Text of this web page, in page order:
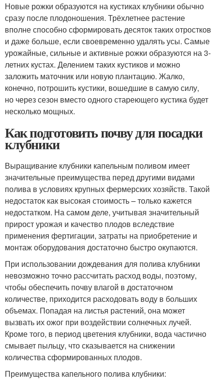
Новые рожки образуются на кустиках клубники обычно
сразу после плодоношения. Трёхлетнее растение
вполне способно сформировать десяток таких отростков
и даже больше, если своевременно удалять усы. Самые
урожайные, сильные и активные рожки образуются на 3-
летних кустах. Делением таких кустиков и можно
заложить маточник или новую плантацию. Жалко,
конечно, потрошить кустики, вошедшие в самую силу,
но через сезон вместо одного стареющего кустика будет
несколько мощных.
Как подготовить почву для посадки
клубники
Выращивание клубники капельным поливом имеет
значительные преимущества перед другими видами
полива в условиях крупных фермерских хозяйств. Такой
недостаток как высокая стоимость – только кажется
недостатком. На самом деле, учитывая значительный
прирост урожая и качество плодов вследствие
применения фертигации, затраты на приобретение и
монтаж оборудования достаточно быстро окупаются.
При использовании дождевания для полива клубники
невозможно точно рассчитать расход воды, поэтому,
чтобы обеспечить почву влагой в достаточном
количестве, приходится расходовать воду в больших
объемах. Попадая на листья растений, она может
вызвать их ожог при воздействии солнечных лучей.
Кроме того, в период цветения клубники, вода частично
смывает пыльцу, что сказывается на снижении
количества сформированных плодов.
Преимущества капельного полива клубники: